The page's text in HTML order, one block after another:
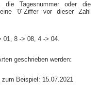
Tagesnummer oder die
'0'-Ziffer vor dieser Zahl
01, 8 -> 08, 4 -> 04.
geschrieben werden:
zum Beispiel: 15.07.2021